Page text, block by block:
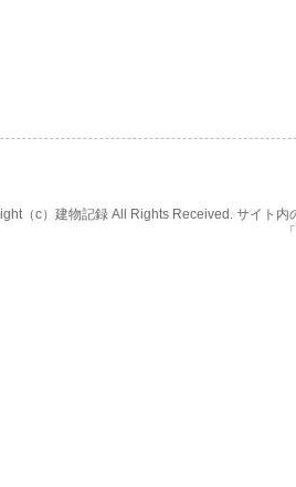
（c）建物記録 All Rights Received. サイト